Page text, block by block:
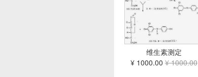
维生素测定
¥ 1000.00¥ 1000.00